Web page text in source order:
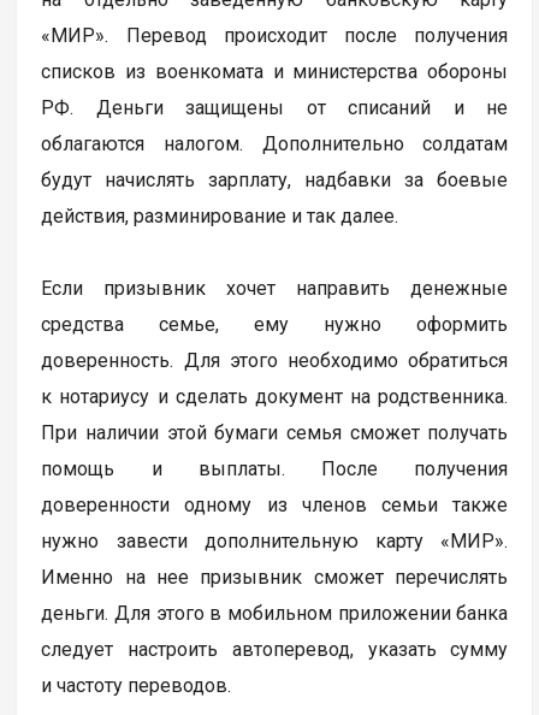
«МИР». Перевод происходит после получения
списков из военкомата и министерства обороны
РФ. Деньги защищены от списаний и не
облагаются налогом. Дополнительно солдатам
будут начислять зарплату, надбавки за боевые
действия, разминирование и так далее.
Если призывник хочет направить денежные
средства семье, ему нужно оформить
доверенность. Для этого необходимо обратиться
к нотариусу и сделать документ на родственника.
При наличии этой бумаги семья сможет получать
помощь и выплаты. После получения
доверенности одному из членов семьи также
нужно завести дополнительную карту «МИР».
Именно на нее призывник сможет перечислять
деньги. Для этого в мобильном приложении банка
следует настроить автоперевод, указать сумму
и частоту переводов.